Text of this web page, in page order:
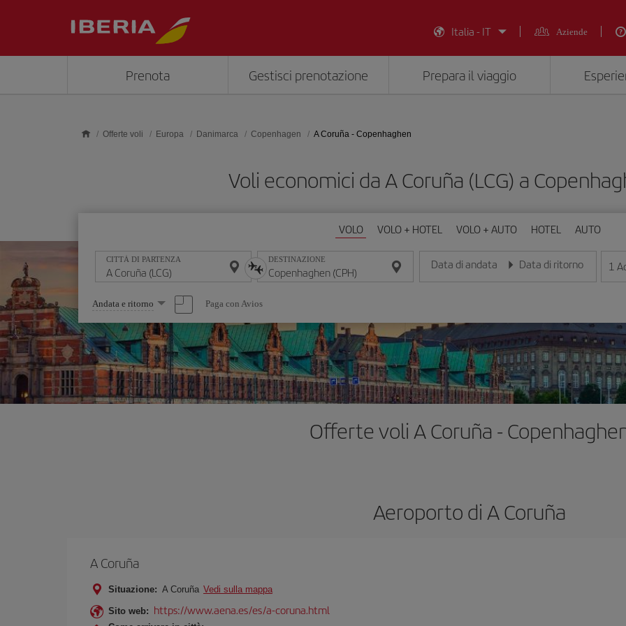
Italia - IT
Aziende
Prenota Gestisci prenotazione Prepara il viaggio
Offerte voli Europa Danimarca Copenhagen A Coruña - Copenhaghen
Voli economici da A Coruña (LCG) a
VOLO VOLO + HOTEL VOLO + AUTO HOTEL AUTO
CITTÀ DI PARTENZA DESTINAZIONE Data di andata
Inserisci la data nel formato giorno/mese/anno
Data di ritorno
Inserisci la data nel formato
1
Seleziona
un'opzione
Andata e ritorno Paga con Avios
Offerte voli A Coruña -
Aeroporto di A Coruña
A Coruña
Situazione: A Coruña Vedi sulla mappa
Sito web: https://www.aena.es/es/a-coruna.html